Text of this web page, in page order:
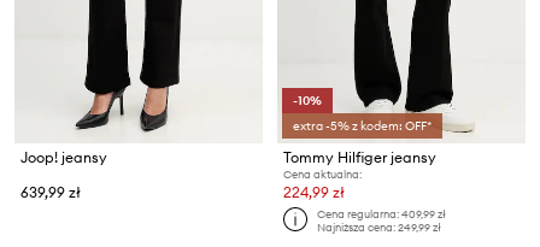
Joop! jeansy
639,99 zł
-10%
extra -5% z kodem: OFF*
Tommy Hilfiger jeansy
Cena aktualna:
224,99 zł
Cena regularna:409,99 zł
Najniższa cena:249,99 zł